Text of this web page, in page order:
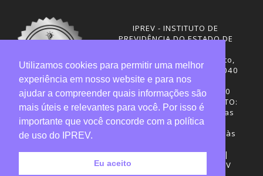
IPREV - INSTITUTO DE
PREVIDÊNCIA DO ESTADO DE
Rua Visconde de Ouro Preto,
291 – Centro - CEP: 88020-040
Florianópolis - SC
Telefones: (48) 3665-4600
HORÁRIO DE FUNCIONAMENTO:
Central de Atendimento: das
12h30 às 18h
Sede administrativa: 7h30 às
Desenvolvimento: CIASC |
Gestão do conteúdo: IPREV
Utilizamos cookies para permitir uma melhor
experiência em nosso website e para nos
ajudar a compreender quais informações são
mais úteis e relevantes para você. Por isso é
importante que você concorde com a política
de uso do IPREV.
Eu aceito